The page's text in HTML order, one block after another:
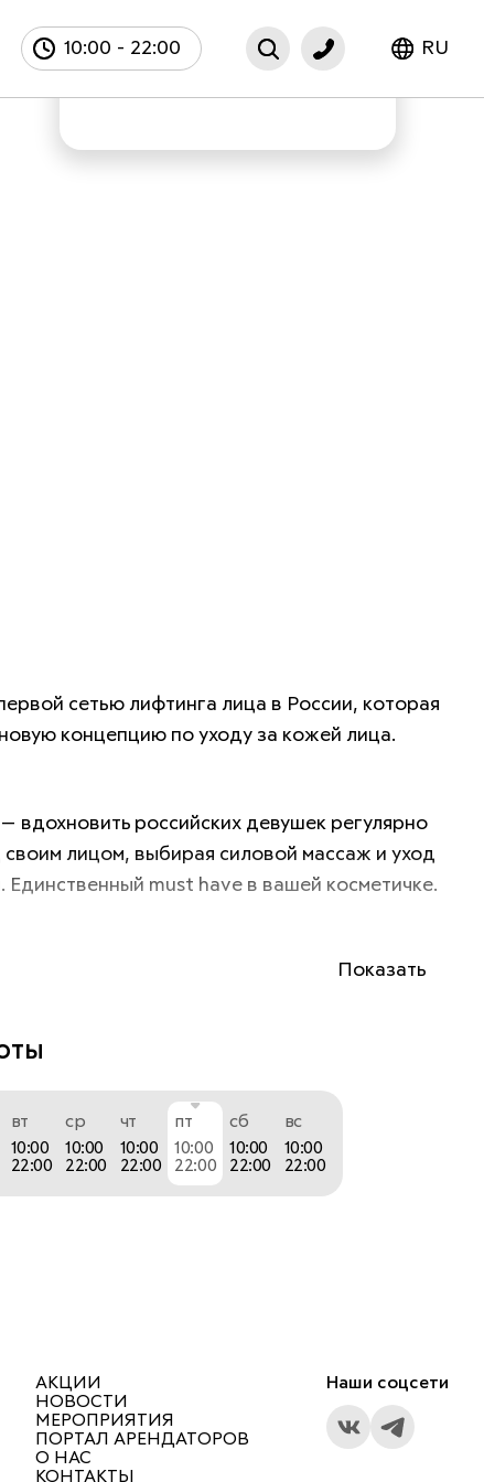
10:00 - 22:00 RU
сетью лифтинга лица в России, которая
концепцию по уходу за кожей лица.
вдохновить российских девушек регулярно
своим лицом, выбирая силовой массаж и уход
Единственный must have в вашей косметичке.
Показать
вт
10:00
22:00
ср
10:00
22:00
чт
10:00
22:00
пт
10:00
22:00
сб
10:00
22:00
вс
10:00
22:00
АКЦИИ
НОВОСТИ
МЕРОПРИЯТИЯ
ПОРТАЛ АРЕНДАТОРОВ
О НАС
КОНТАКТЫ
Наши соцсети